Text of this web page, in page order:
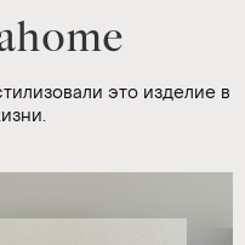
это изделие в